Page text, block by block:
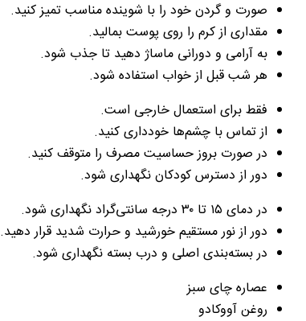
صورت و گردن خود را با شوینده مناسب تمیز کنید.
مقداری از کرم را روی پوست بمالید.
به آرامی و دورانی ماساژ دهید تا جذب شود.
هر شب قبل از خواب استفاده شود.
فقط برای استعمال خارجی است.
از تماس با چشم‌ها خودداری کنید.
در صورت بروز حساسیت مصرف را متوقف کنید.
دور از دسترس کودکان نگهداری شود.
در دمای ۱۵ تا ۳۰ درجه سانتی‌گراد نگهداری شود.
دور از نور مستقیم خورشید و حرارت شدید قرار دهید.
در بسته‌بندی اصلی و درب بسته نگهداری شود.
عصاره چای سبز
روغن آووکادو